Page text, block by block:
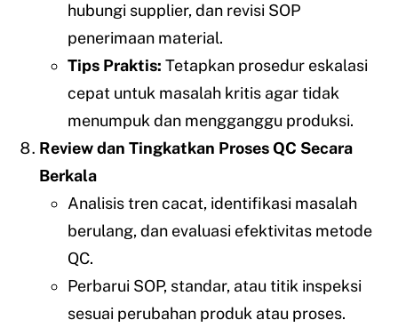
hubungi supplier, dan revisi SOP
penerimaan material.
Tips Praktis: Tetapkan prosedur eskalasi
cepat untuk masalah kritis agar tidak
menumpuk dan mengganggu produksi.
Review dan Tingkatkan Proses QC Secara
Berkala
Analisis tren cacat, identifikasi masalah
berulang, dan evaluasi efektivitas metode
QC.
Perbarui SOP, standar, atau titik inspeksi
sesuai perubahan produk atau proses.